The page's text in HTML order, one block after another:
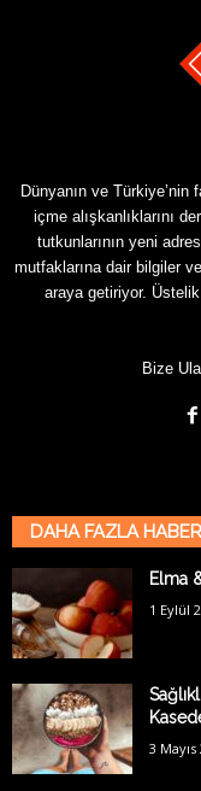
Dünyanın ve
içme alışkanlıklarını
tutkunlarının yeni
mutfaklarına dair bilgiler
araya getiriyor.
Bize
DAHA FAZLA HABER
Elma
1 Eylül
3 Mayıs